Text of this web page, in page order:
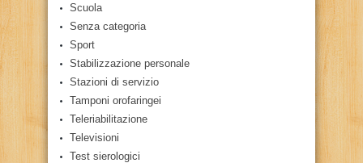
Scuola
Senza categoria
Sport
Stabilizzazione personale
Stazioni di servizio
Tamponi orofaringei
Teleriabilitazione
Televisioni
Test sierologici